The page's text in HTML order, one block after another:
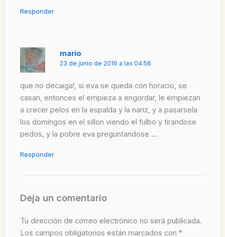
Responder
mario
23 de junio de 2016 a las 04:56
que no decaiga!, si eva se queda con horacio, se
casan, entonces el empieza a engordar, le empiezan
a crecer pelos en la espalda y la nariz, y a pasarsela
los domingos en el sillon viendo el fulbo y tirandose
pedos, y la pobre eva preguntandose …
Responder
Deja un comentario
Tu dirección de correo electrónico no será publicada.
Los campos obligatorios están marcados con *